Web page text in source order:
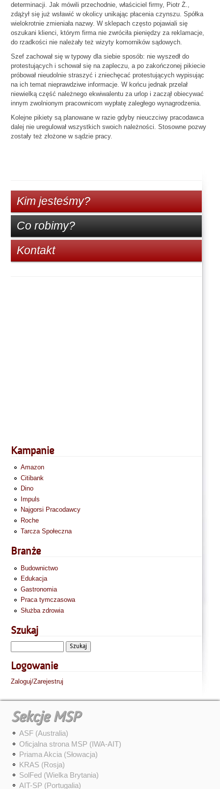
determinacji. Jak mówili przechodnie, właściciel firmy, Piotr Ż.,
zdążył się już wsławić w okolicy unikając płacenia czynszu. Spółka
wielokrotnie zmieniała nazwy. W sklepach często pojawiali się
oszukani klienci, którym firma nie zwróciła pieniędzy za reklamacje,
do rzadkości nie należały też wizyty komorników sądowych.
Szef zachował się w typowy dla siebie sposób: nie wyszedł do
protestujących i schował się na zapleczu, a po zakończonej pikiecie
próbował nieudolnie straszyć i zniechęcać protestujących wypisując
na ich temat nieprawdziwe informacje. W końcu jednak przelał
niewielką część należnego ekwiwalentu za urlop i zaczął obiecywać
innym zwolnionym pracownicom wypłatę zaległego wynagrodzenia.
Kolejne pikiety są planowane w razie gdyby nieuczciwy pracodawca
dalej nie uregulował wszystkich swoich należności. Stosowne pozwy
zostały też złożone w sądzie pracy.
Kim jesteśmy?
Co robimy?
Kontakt
Kampanie
Amazon
Citibank
Dino
Impuls
Najgorsi Pracodawcy
Roche
Tarcza Społeczna
Branże
Budownictwo
Edukacja
Gastronomia
Praca tymczasowa
Służba zdrowia
Szukaj
Logowanie
Zaloguj/Zarejestruj
Sekcje MSP
ASF (Australia)
Oficjalna strona MSP (IWA-AIT)
Priama Akcia (Słowacja)
KRAS (Rosja)
SolFed (Wielka Brytania)
AIT-SP (Portugalia)